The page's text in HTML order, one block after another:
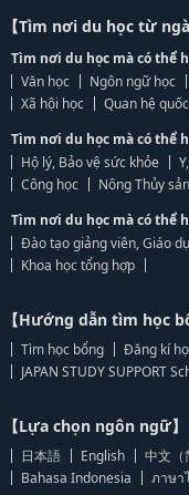
【Tìm nơi du học từ
Tìm nơi du học mà có thể
Văn học
Ngôn ngữ học
Xã hội học
Quan hệ
Tìm nơi du học mà có thể
Hộ lý, Bảo vệ sức khỏe
Công học
Nông Thủy sản
Tìm nơi du học mà có thể
Đào tạo giảng viên, Giáo
Khoa học tổng hợp
【Hướng dẫn tìm học
Tìm học bổng
Đăng kí
JAPAN STUDY SUPPORT
【Lựa chọn ngôn ngữ】
日本語 English 中文（
Bahasa Indonesia
ภาษา